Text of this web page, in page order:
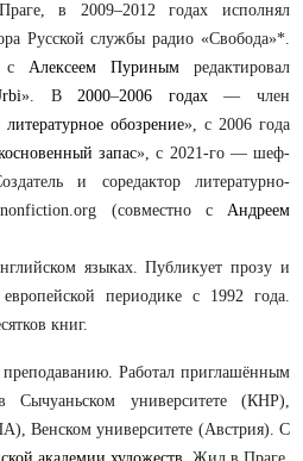
в 2009–2012 годах исполнял
Русской службы радио «Свобода»*.
с Алексеем Пуринымредактировал
». В2000–2006 годах— член
обозрение», с 2006 года
запас», с 2021-го — шеф-
и соредактор литературно-
(совместно с Андреем
языках. Публикует прозу и
периодике с 1992 года.
книг.
преподаванию. Работал приглашённым
Сычуаньском университете (КНР),
Венском университете (Австрия). С